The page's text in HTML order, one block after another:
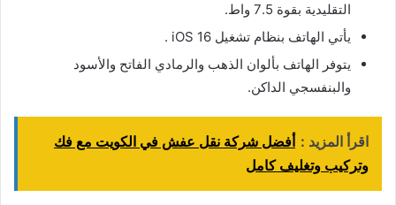
التقليدية بقوة 7.5 واط.
يأتي الهاتف بنظام تشغيل iOS 16 .
يتوفر الهاتف بألوان الذهب والرمادي الفاتح والأسود
والبنفسجي الداكن.
اقرأ المزيد : أفضل شركة نقل عفش في الكويت مع فك
وتركيب وتغليف كامل